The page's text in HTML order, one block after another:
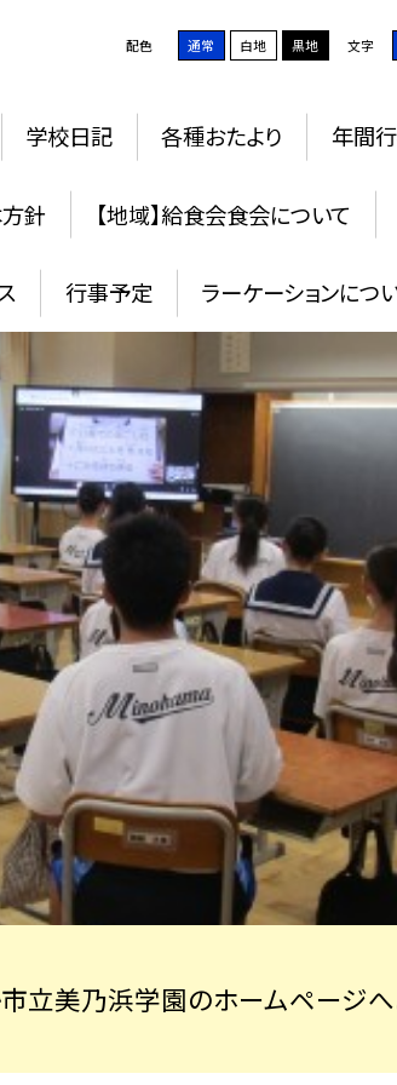
配色 通常 白地 黒地 文字
学校日記 各種おたより 年間
針 【地域】給食会食会について
行事予定 ラーケーションにつ
立美乃浜学園のホームページへ